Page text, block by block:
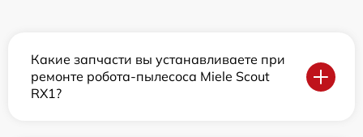
Какие запчасти вы устанавливаете при
ремонте робота-пылесоса Miele Scout
RX1?